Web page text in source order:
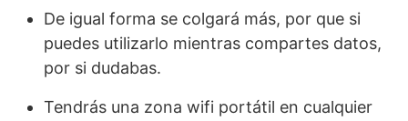
De igual forma se colgará más, por que si
puedes utilizarlo mientras compartes datos,
por si dudabas.
Tendrás una zona wifi portátil en cualquier